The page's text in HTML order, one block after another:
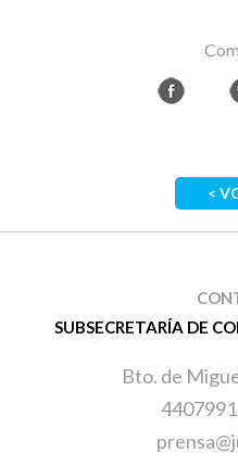
<
SUBSECRETARÍA DE
Bto. de